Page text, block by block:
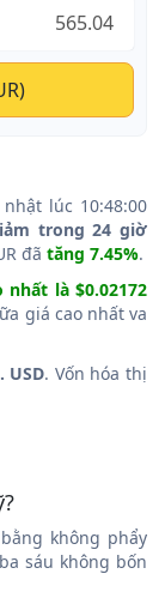
lúc 10:48:00
trong 24 giờ
đã tăng 7.45%.
nhất là $0.02172
giá cao nhất va
USD. Vốn hóa thị
không phẩy
sáu không bốn